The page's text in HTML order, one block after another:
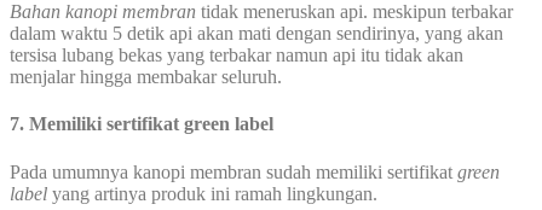
Bahan kanopi membran tidak meneruskan api. meskipun terbakar
dalam waktu 5 detik api akan mati dengan sendirinya, yang akan
tersisa lubang bekas yang terbakar namun api itu tidak akan
menjalar hingga membakar seluruh.
7. Memiliki sertifikat green label
Pada umumnya kanopi membran sudah memiliki sertifikat green
label yang artinya produk ini ramah lingkungan.